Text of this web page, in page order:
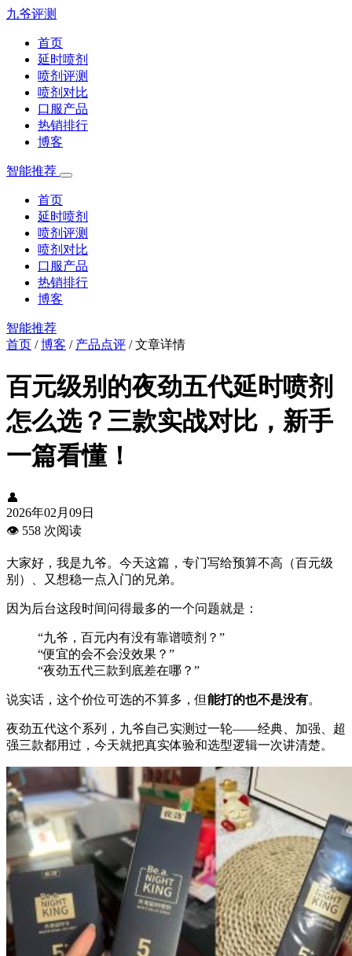
九爷评测
首页
延时喷剂
喷剂评测
喷剂对比
口服产品
热销排行
博客
智能推荐
首页
延时喷剂
喷剂评测
喷剂对比
口服产品
热销排行
博客
智能推荐
首页 /博客 / 产品点评 /文章详情
百元级别的夜劲五代延时喷剂
怎么选？三款实战对比，新手
一篇看懂！
👤
2026年02月09日
👁️ 558 次阅读
大家好，我是九爷。今天这篇，专门写给预算不高（百元级
别）、又想稳一点入门的兄弟。
因为后台这段时间问得最多的一个问题就是：
“九爷，百元内有没有靠谱喷剂？”
“便宜的会不会没效果？”
“夜劲五代三款到底差在哪？”
说实话，这个价位可选的不算多，但能打的也不是没有。
夜劲五代这个系列，九爷自己实测过一轮——经典、加强、超
强三款都用过，今天就把真实体验和选型逻辑一次讲清楚。